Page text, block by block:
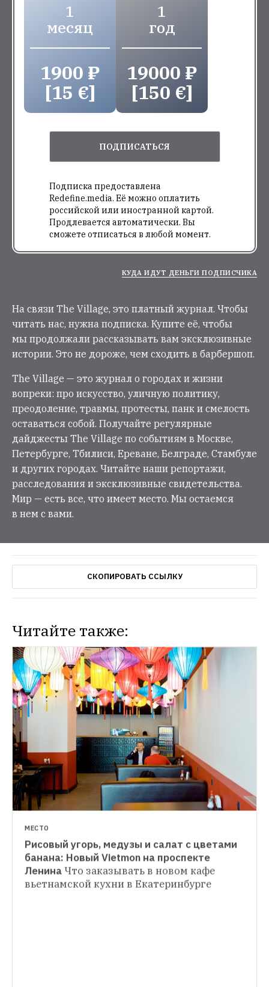
1
месяц
1900 ₽
[15 €]
1
год
19000 ₽
[150 €]
ПОДПИСАТЬСЯ
Подписка предоставлена
Redefine.media. Её можно оплатить
российской или иностранной картой.
Продлевается автоматически. Вы
сможете отписаться в любой момент.
КУДА ИДУТ ДЕНЬГИ ПОДПИСЧИКА
На связи The Village, это платный журнал. Чтобы
читать нас, нужна подписка. Купите её, чтобы
мы продолжали рассказывать вам эксклюзивные
истории. Это не дороже, чем сходить в барбершоп.
The Village — это журнал о городах и жизни
вопреки: про искусство, уличную политику,
преодоление, травмы, протесты, панк и смелость
оставаться собой. Получайте регулярные
дайджесты The Village по событиям в Москве,
Петербурге, Тбилиси, Ереване, Белграде, Стамбуле
и других городах. Читайте наши репортажи,
расследования и эксклюзивные свидетельства.
Мир — есть все, что имеет место. Мы остаемся
в нем с вами.
СКОПИРОВАТЬ ССЫЛКУ
Читайте также:
ЛИЧНЫЙ ОПЫТ
Здесь моря нет: Как школьник с Урала
ФОТОРЕПОРТАЖ
«Меня и моего дома здесь быть не
должно» Как живет последняя
обитательница дома, который скоро
МЕСТО
Рисовый угорь, медузы и салат с цветами
банана: Новый Vietmon на проспекте
ЛенинаЧто заказывать в новом кафе
вьетнамской кухни в Екатеринбурге